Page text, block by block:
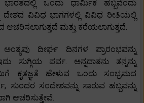
ಭಾರತದಲ್ಲಿ ಒಂದು ಧಾರ್ಮಿಕ ಹಬ್ಬವೆಂದು
ದೇಶದ ವಿವಿಧ ಭಾಗಗಳಲ್ಲಿ ವಿವಿಧ ರೀತಿಯಲ್ಲಿ
ಮತ್ತು ಕರೆಯಲಾಗುತ್ತದೆ.
ದೀರ್ಘ ದಿನಗಳ ಪ್ರಾರಂಭವನ್ನು
ಸುಗ್ಗಿಯ ಪರ್ವ. ಅನ್ನದಾತನು ತನ್ನನ್ನು
ಕೃತಜ್ಞತೆ ಹೇಳುವ ಒಂದು ಸಂಭ್ರಮದ
ಸಂದೇಶವನ್ನು ಸಾರುವ ಹಬ್ಬವನ್ನು
ಆಚರಿಸುತ್ತೇವೆ.